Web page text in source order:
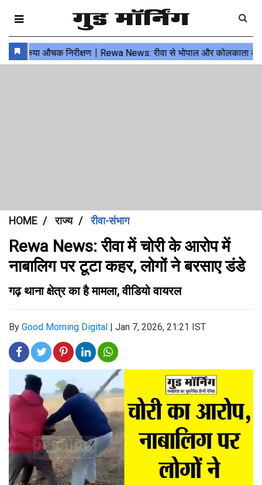
HOME राज्य रीवा-संभाग
Rewa News: रीवा में चोरी के आरोप में
नाबालिग पर टूटा कहर, लोगों ने बरसाए डंडे
गढ़ थाना क्षेत्र का है मामला, वीडियो वायरल
By Good Morning Digital | Jan 7, 2026, 21:21 IST